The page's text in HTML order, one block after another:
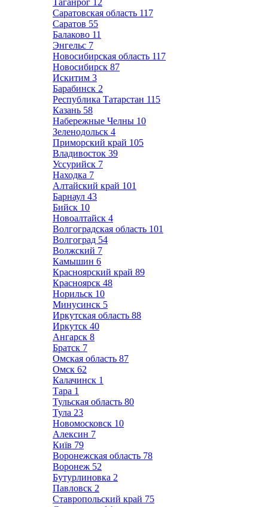
Таганрог 12
Саратовская область 117
Саратов 55
Балаково 11
Энгельс 7
Новосибирская область 117
Новосибирск 87
Искитим 3
Барабинск 2
Республика Татарстан 115
Казань 58
Набережные Челны 10
Зеленодольск 4
Приморский край 105
Владивосток 39
Уссурийск 7
Находка 7
Алтайский край 101
Барнаул 43
Бийск 10
Новоалтайск 4
Волгоградская область 101
Волгоград 54
Волжский 7
Камышин 6
Красноярский край 89
Красноярск 48
Норильск 10
Минусинск 5
Иркутская область 88
Иркутск 40
Ангарск 8
Братск 7
Омская область 87
Омск 62
Калачинск 1
Тара 1
Тульская область 80
Тула 23
Новомосковск 10
Алексин 7
Київ 79
Воронежская область 78
Воронеж 52
Бутурлиновка 2
Павловск 2
Ставропольский край 75